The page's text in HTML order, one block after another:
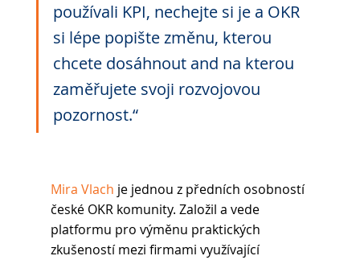
používali KPI, nechejte si je a OKR
si lépe popište změnu, kterou
chcete dosáhnout and na kterou
zaměřujete svoji rozvojovou
pozornost.“
Mira Vlach je jednou z předních osobností
české OKR komunity. Založil a vede
platformu pro výměnu praktických
zkušeností mezi firmami využívající